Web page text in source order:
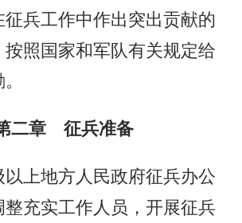
兵工作中作出突出贡献的
照国家和军队有关规定给
二章 征兵准备
上地方人民政府征兵办公
充实工作人员，开展征兵